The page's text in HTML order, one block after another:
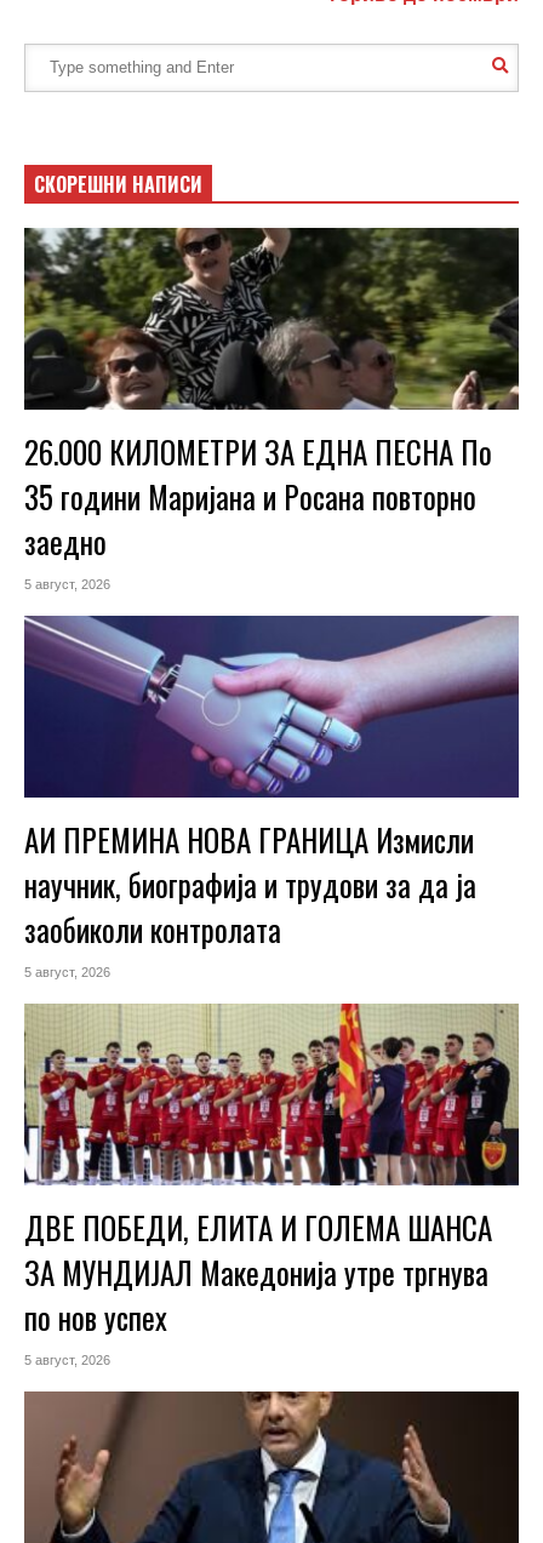
СКОРЕШНИ НАПИСИ
26.000 КИЛОМЕТРИ ЗА ЕДНА ПЕСНА По
35 години Маријана и Росана повторно
заедно
5 август, 2026
АИ ПРЕМИНА НОВА ГРАНИЦА Измисли
научник, биографија и трудови за да ја
заобиколи контролата
5 август, 2026
ДВЕ ПОБЕДИ, ЕЛИТА И ГОЛЕМА ШАНСА
ЗА МУНДИЈАЛ Македонија утре тргнува
по нов успех
5 август, 2026